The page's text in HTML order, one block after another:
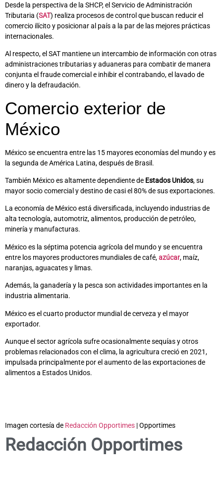
Desde la perspectiva de la SHCP, el Servicio de Administración
Tributaria (SAT) realiza procesos de control que buscan reducir el
comercio ilícito y posicionar al país a la par de las mejores prácticas
internacionales.
Al respecto, el SAT mantiene un intercambio de información con otras
administraciones tributarias y aduaneras para combatir de manera
conjunta el fraude comercial e inhibir el contrabando, el lavado de
dinero y la defraudación.
Comercio exterior de
México
México se encuentra entre las 15 mayores economías del mundo y es
la segunda de América Latina, después de Brasil.
También México es altamente dependiente de Estados Unidos, su
mayor socio comercial y destino de casi el 80% de sus exportaciones.
La economía de México está diversificada, incluyendo industrias de
alta tecnología, automotriz, alimentos, producción de petróleo,
minería y manufacturas.
México es la séptima potencia agrícola del mundo y se encuentra
entre los mayores productores mundiales de café,azúcar, maíz,
naranjas, aguacates y limas.
Además, la ganadería y la pesca son actividades importantes en la
industria alimentaria.
México es el cuarto productor mundial de cerveza y el mayor
exportador.
Aunque el sector agrícola sufre ocasionalmente sequías y otros
problemas relacionados con el clima, la agricultura creció en 2021,
impulsada principalmente por el aumento de las exportaciones de
alimentos a Estados Unidos.
Imagen cortesía de Redacción Opportimes | Opportimes
Redacción Opportimes